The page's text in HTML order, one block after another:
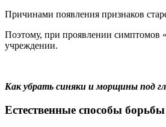
Причинами появления признаков
Поэтому, при проявлении симптомов
учреждении.
Как убрать синяки и морщины под
Естественные способы